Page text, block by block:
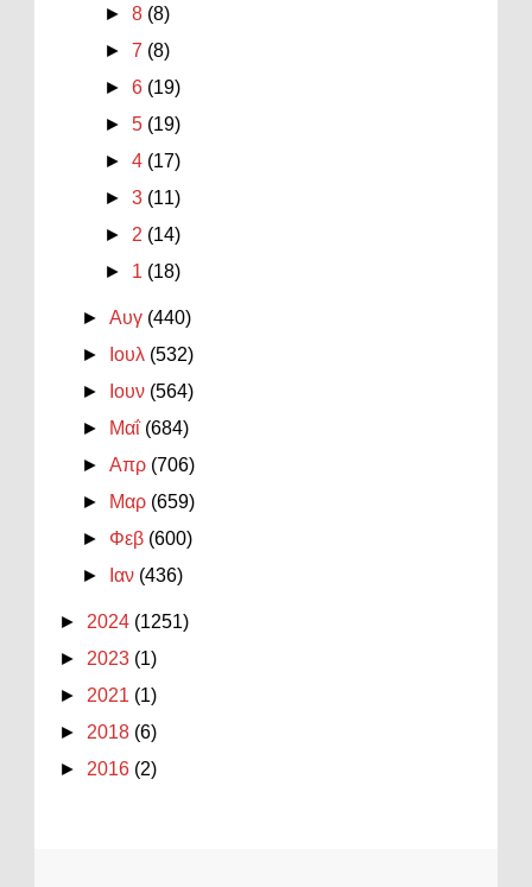
►8 (8)
►7 (8)
►6 (19)
►5 (19)
►4 (17)
►3 (11)
►2 (14)
► 1 (18)
►Αυγ (440)
►
Ιουλ (532)
►
Ιουν (564)
►
Μαΐ (684)
►Απρ (706)
►
Μαρ (659)
► Φεβ (600)
►
Ιαν (436)
► 2024 (1251)
► 2023 (1)
► 2021 (1)
► 2018 (6)
► 2016 (2)